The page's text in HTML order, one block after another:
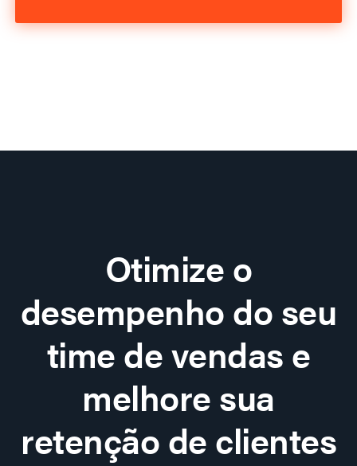
Otimize o
desempenho do seu
time de vendas e
melhore sua
retenção de clientes